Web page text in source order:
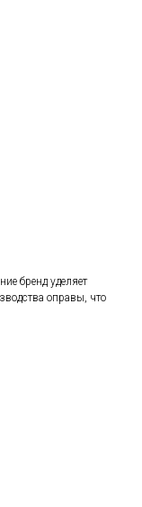
бренд уделяет
оправы, что